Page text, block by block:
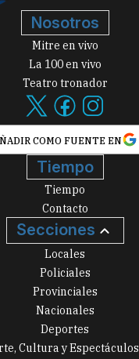
Nosotros
Mitre en vivo
La 100 en vivo
Teatro tronador
COMO FUENTE EN
Tiempo
Tiempo
Contacto
Secciones
Locales
Policiales
Provinciales
Nacionales
Deportes
Cultura y Espectáculos